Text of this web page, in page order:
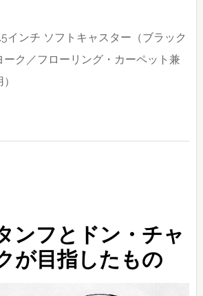
インチ ソフトキャスター（ブラック
ーク／フローリング・カーペット兼
ンフとドン・チャ
が目指したもの